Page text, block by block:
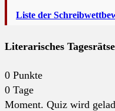
Liste der
Literarisches
0 Punkte
0 Tage
Moment. Quiz wird